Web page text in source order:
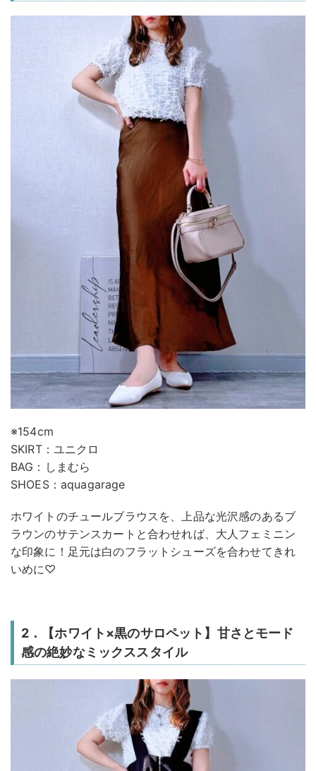
※154cm
SKIRT：ユニクロ
BAG：しまむら
SHOES：aquagarage
ホワイトのチュールブラウスを、上品な光沢感のあるブ
ラウンのサテンスカートと合わせれば、大人フェミニン
な印象に！足元は白のフラットシューズを合わせてきれ
いめに♡
2．【ホワイト×黒のサロペット】甘さとモード
感の絶妙なミックススタイル